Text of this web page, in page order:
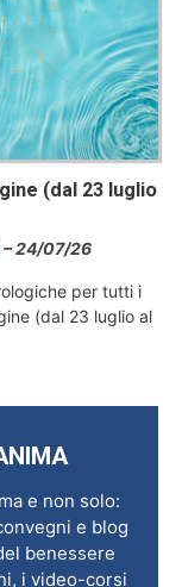
(dal 23 luglio
24/07/26
per tutti i
(dal 23 luglio al
e non solo:
e blog
benessere
i video-corsi